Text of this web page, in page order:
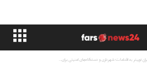
توییتر به اقدامات شهرداری و دستگاه‌های امنیتی برای...